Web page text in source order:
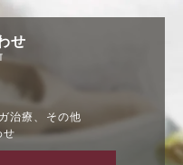
せ
治療、その他
せ